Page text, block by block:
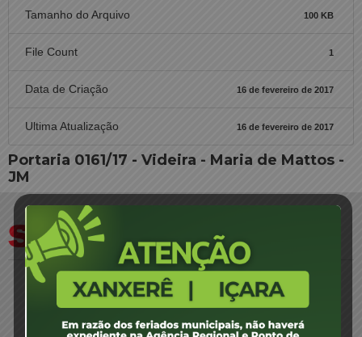
Tamanho do Arquivo 100 KB
File Count 1
Data de Criação 16 de fevereiro de 2017
Ultima Atualização 16 de fevereiro de 2017
Portaria 0161/17 - Videira - Maria de Mattos -
JM